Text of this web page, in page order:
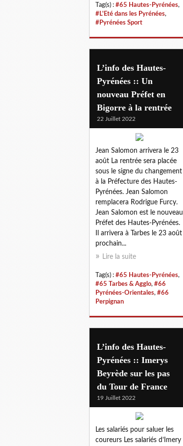
Tag(s) : #65 Hautes-Pyrénées,
#L'Eté dans les Pyrénées,
#Pyrénées Sport
L’info des Hautes-
Pyrénées :: Un
nouveau Préfet en
Bigorre à la rentrée
22 Juillet 2022
Jean Salomon arrivera le 23
août La rentrée sera placée
sous le signe du changement
à la Préfecture des Hautes-
Pyrénées. Jean Salomon
remplacera Rodrigue Furcy.
Jean Salomon est le nouveau
Préfet des Hautes-Pyrénées.
Il arrivera à Tarbes le 23 août
prochain...
Lire la suite
Tag(s) : #65 Hautes-Pyrénées,
#65 Tarbes & Agglo, #66
Pyrénées-Orientales, #66
Perpignan
L’info des Hautes-
Pyrénées :: Imerys
Beyrède sur les pas
du Tour de France
19 Juillet 2022
Les salariés pour saluer les
coureurs Les salariés d’Imery